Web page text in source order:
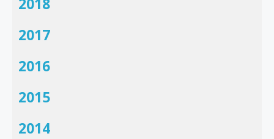
2018
2017
2016
2015
2014